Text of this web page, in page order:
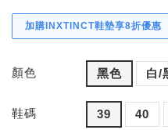
加購INXTINCT鞋墊享8折優惠
顏色 黑色 白/
鞋碼 39 40